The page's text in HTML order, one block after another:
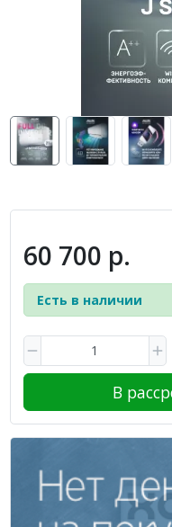
60 700 р.
Есть в наличии
В